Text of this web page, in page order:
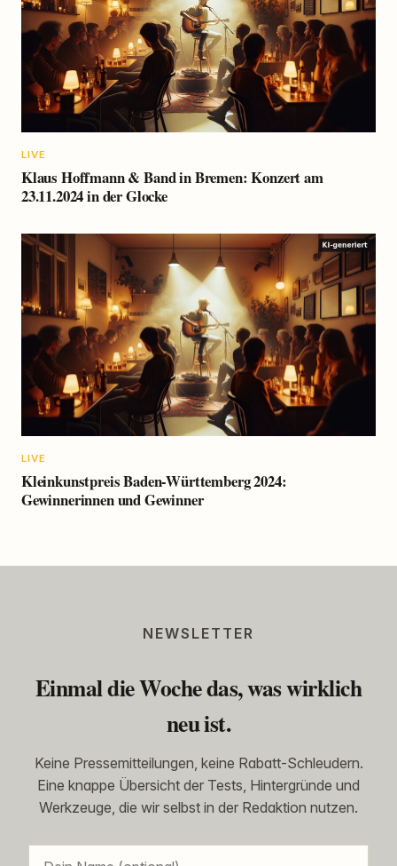
LIVE
Klaus Hoffmann & Band in Bremen: Konzert am
23.11.2024 in der Glocke
LIVE
Kleinkunstpreis Baden-Württemberg 2024:
Gewinnerinnen und Gewinner
NEWSLETTER
Einmal die Woche das, was wirklich
neu ist.
Keine Pressemitteilungen, keine Rabatt-Schleudern.
Eine knappe Übersicht der Tests, Hintergründe und
Werkzeuge, die wir selbst in der Redaktion nutzen.